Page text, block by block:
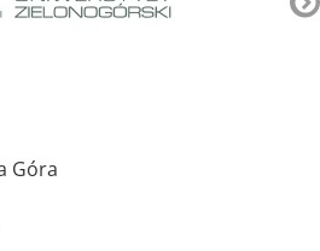
Góra